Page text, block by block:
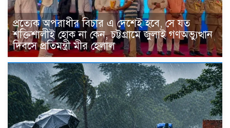
প্রত্যেক অপরাধীর বিচার এ দেশেই হবে, সে যত
শক্তিশালীই হোক না কেন, চট্টগ্রামে জুলাই গণঅভ্যুত্থান
দিবসে প্রতিমন্ত্রী মীর হেলাল